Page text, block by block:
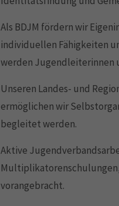
Als BDJM fördern wir
individuellen Fähigkeiten
werden
Unseren Landes- und
ermöglichen wir
begleitet werden.
Aktive
vorangebracht.